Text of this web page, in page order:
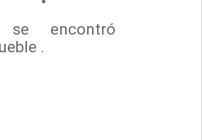
se encontró
.